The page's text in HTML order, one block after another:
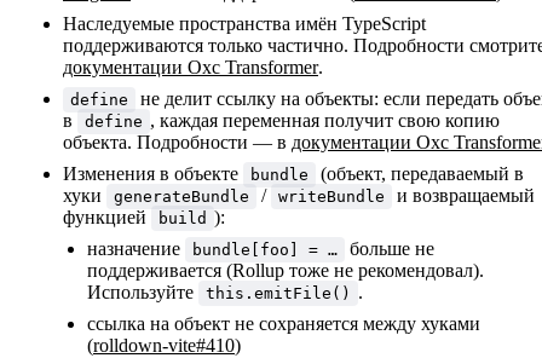
Наследуемые пространства имён TypeScript
поддерживаются только частично. Подробности
документации Oxc Transformer.
define
не делит ссылку на объекты: если передать
в
define , каждая переменная получит свою копию
объекта. Подробности — в документации Oxc
Изменения в объекте
bundle
(объект, передаваемый в
хуки
generateBundle / writeBundle
и возвращаемый
функцией
build ):
назначение
bundle[foo] = …
больше не
поддерживается (Rollup тоже не рекомендовал).
Используйте
this.emitFile()
.
ссылка на объект не сохраняется между хуками
(rolldown-vite#410)